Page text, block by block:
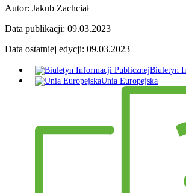
Autor: Jakub Zachciał
Data publikacji: 09.03.2023
Data ostatniej edycji: 09.03.2023
Biuletyn
Unia Europejska